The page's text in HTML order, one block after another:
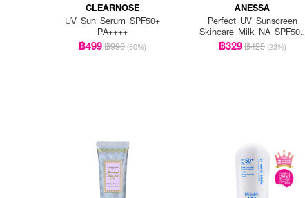
CLEARNOSE
UV Sun Serum SPF50+
PA++++
฿499฿990 (50%)
ANESSA
Perfect UV Sunscreen
Skincare Milk NA SPF50+
PA++++
฿329฿425 (23%)